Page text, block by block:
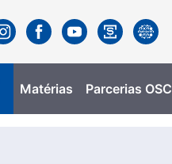
Matérias Parcerias OSC